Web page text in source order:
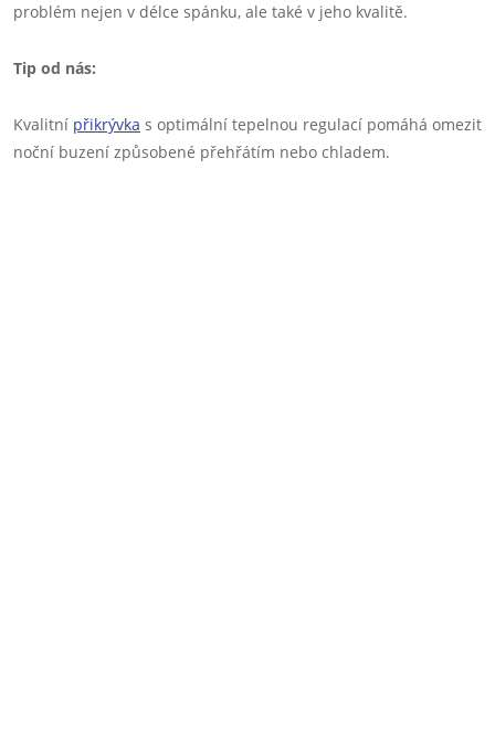
problém nejen v délce spánku, ale také v jeho kvalitě.
Tip od nás:
Kvalitní přikrývka s optimální tepelnou regulací pomáhá omezit
noční buzení způsobené přehřátím nebo chladem.